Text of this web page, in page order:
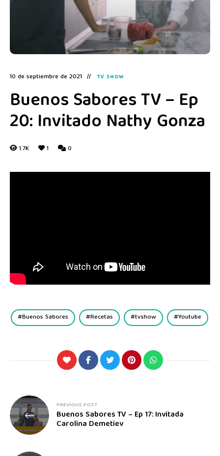
10 de septiembre de 2021 TV SHOW
Buenos Sabores TV – Ep
20: Invitado Nathy Gonza
1.7K 1 0
Buenos Sabores Recetas tvshow Youtube
PREVIOUS POST
Buenos Sabores TV – Ep 17: Invitada
Carolina Demetiev